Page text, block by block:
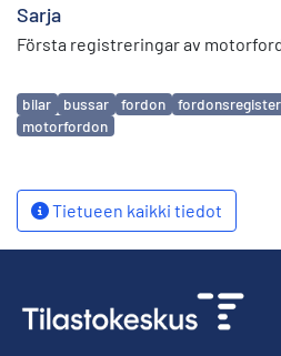
Sarja
Första registreringar av
Avainsanat
bilar bussar fordon fordonsregister
motorfordon
Tietueen kaikki tiedot